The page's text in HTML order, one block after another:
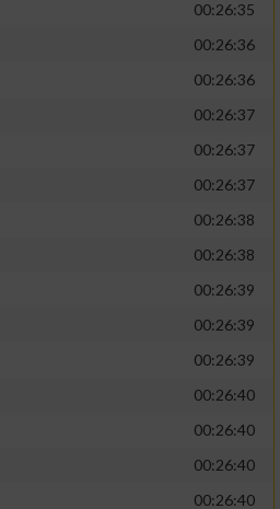
00:26:35
00:26:36
00:26:36
00:26:37
00:26:37
00:26:37
00:26:38
00:26:38
00:26:39
00:26:39
00:26:39
00:26:40
00:26:40
00:26:40
00:26:40